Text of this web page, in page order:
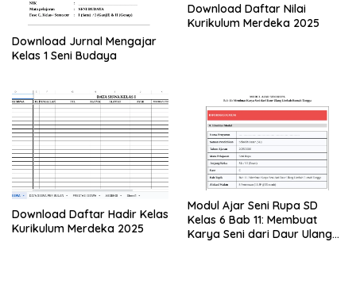
Download Jurnal Mengajar
Kelas 1 Seni Budaya
Download Daftar Nilai
Kurikulum Merdeka 2025
Download Daftar Hadir Kelas
Kurikulum Merdeka 2025
Modul Ajar Seni Rupa SD
Kelas 6 Bab 11: Membuat
Karya Seni dari Daur Ulang